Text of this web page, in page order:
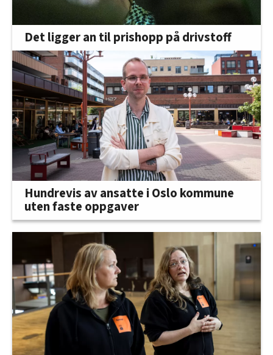
Det ligger an til prishopp på drivstoff
Hundrevis av ansatte i Oslo kommune
uten faste oppgaver